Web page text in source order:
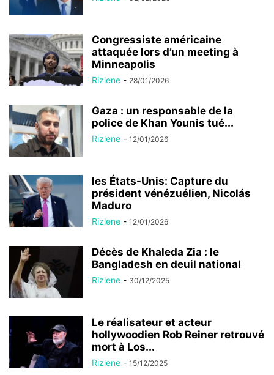
Congressiste américaine
attaquée lors d’un meeting à
Minneapolis
Rizlene - 28/01/2026
Gaza : un responsable de la
police de Khan Younis tué...
Rizlene - 12/01/2026
les États-Unis: Capture du
président vénézuélien, Nicolás
Maduro
Rizlene - 12/01/2026
Décès de Khaleda Zia : le
Bangladesh en deuil national
Rizlene - 30/12/2025
Le réalisateur et acteur
hollywoodien Rob Reiner retrouvé
mort à Los...
Rizlene - 15/12/2025